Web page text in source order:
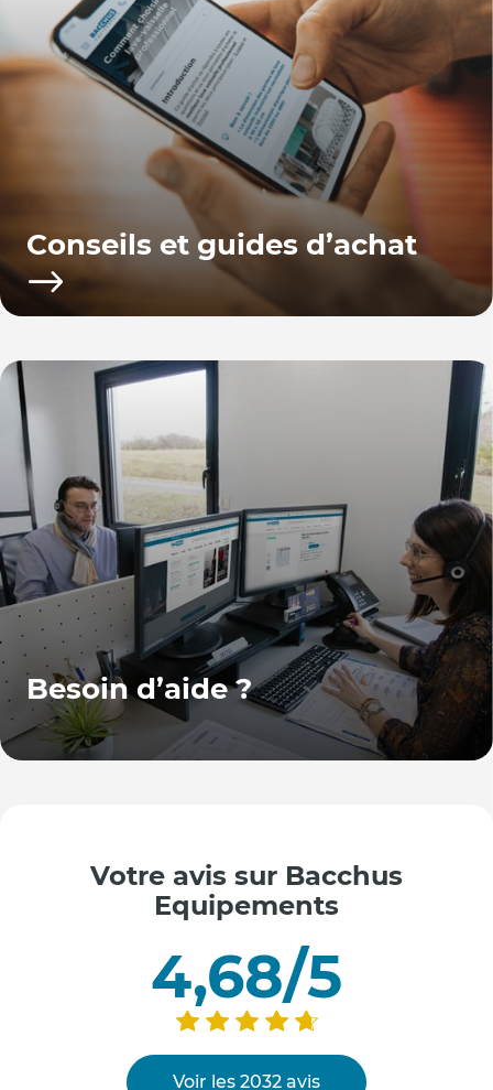
Conseils et guides d’achat
Besoin d’aide ?
Votre avis sur Bacchus
Equipements
4,68/5
Voir les 2032 avis